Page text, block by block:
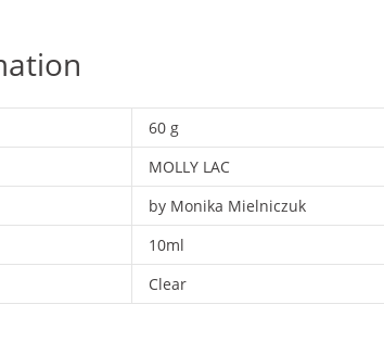
60 g
MOLLY LAC
by Monika Mielniczuk
10ml
Clear